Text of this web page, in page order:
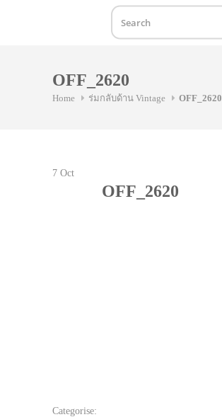
OFF_2620
Home ร่มกลับด้าน Vintage OFF_2620
7 Oct
OFF_2620
Categorise: